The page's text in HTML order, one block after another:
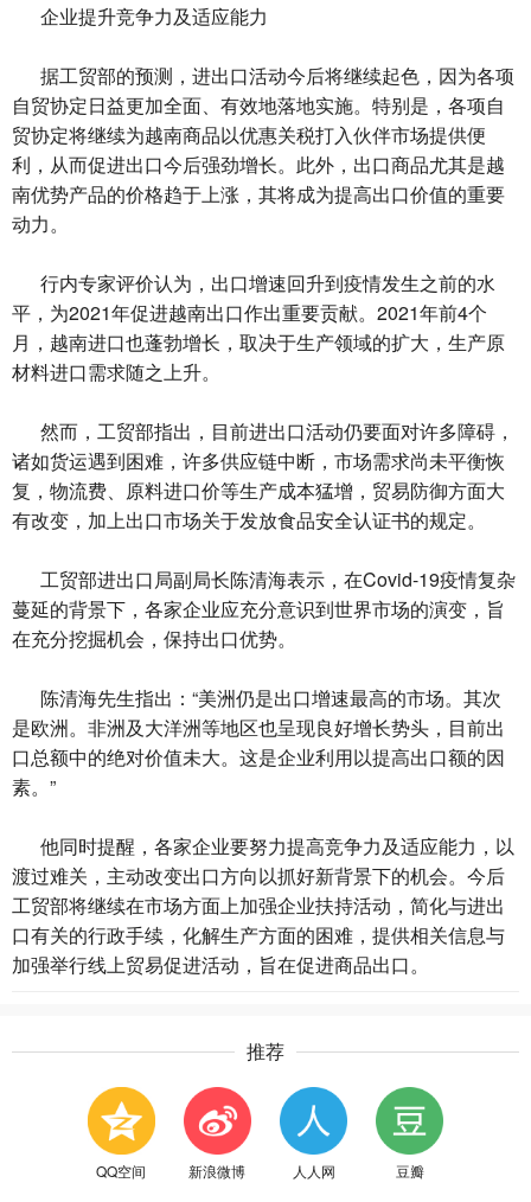
企业提升竞争力及适应能力
据工贸部的预测，进出口活动今后将继续起色，因为各项
自贸协定日益更加全面、有效地落地实施。特别是，各项自
贸协定将继续为越南商品以优惠关税打入伙伴市场提供便
利，从而促进出口今后强劲增长。此外，出口商品尤其是越
南优势产品的价格趋于上涨，其将成为提高出口价值的重要
动力。
行内专家评价认为，出口增速回升到疫情发生之前的水
平，为2021年促进越南出口作出重要贡献。2021年前4个
月，越南进口也蓬勃增长，取决于生产领域的扩大，生产原
材料进口需求随之上升。
然而，工贸部指出，目前进出口活动仍要面对许多障碍，
诸如货运遇到困难，许多供应链中断，市场需求尚未平衡恢
复，物流费、原料进口价等生产成本猛增，贸易防御方面大
有改变，加上出口市场关于发放食品安全认证书的规定。
工贸部进出口局副局长陈清海表示，在Covid-19疫情复杂
蔓延的背景下，各家企业应充分意识到世界市场的演变，旨
在充分挖掘机会，保持出口优势。
陈清海先生指出：“美洲仍是出口增速最高的市场。其次
是欧洲。非洲及大洋洲等地区也呈现良好增长势头，目前出
口总额中的绝对价值未大。这是企业利用以提高出口额的因
素。”
他同时提醒，各家企业要努力提高竞争力及适应能力，以
渡过难关，主动改变出口方向以抓好新背景下的机会。今后
工贸部将继续在市场方面上加强企业扶持活动，简化与进出
口有关的行政手续，化解生产方面的困难，提供相关信息与
加强举行线上贸易促进活动，旨在促进商品出口。
推荐
QQ空间 新浪微博 人人网 豆瓣